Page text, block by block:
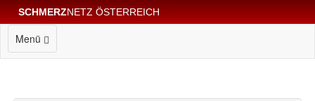
SCHMERZNETZ ÖSTERREICH
Menü